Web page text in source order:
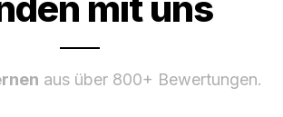
aus über 800+ Bewertungen.